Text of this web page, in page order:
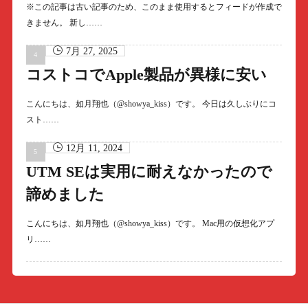
※この記事は古い記事のため、このまま使用するとフィードが作成で
きません。 新し……
7月 27, 2025
コストコでApple製品が異様に安い
こんにちは、如月翔也（@showya_kiss）です。 今日は久しぶりにコ
スト……
12月 11, 2024
UTM SEは実用に耐えなかったので
諦めました
こんにちは、如月翔也（@showya_kiss）です。 Mac用の仮想化アプ
リ……